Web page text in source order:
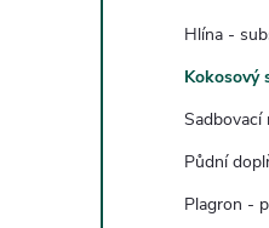
Hlína -
Kokosový
Sadbovací
Půdní
Plagron -